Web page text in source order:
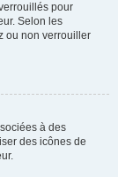
pour
Selon les
ou non verrouiller
à des
des icônes de